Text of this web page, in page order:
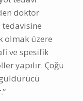
doktor
olmak üzere
ve spesifik
yapılır. Çoğu